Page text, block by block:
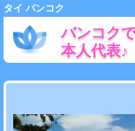
タイ バンコク
バンコク
本人代表♪